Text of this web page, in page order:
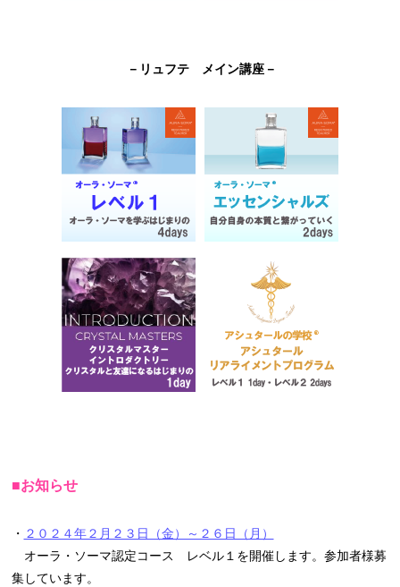
－リュフテ メイン講座－
■お知らせ
・ ２０２４年２月２３日（金）～２６日（月）
オーラ・ソーマ認定コース レベル１を開催します。参加者様募
集しています。